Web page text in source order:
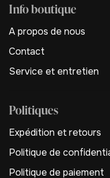
Info boutique
A propos de nous
Contact
Service et entretien
Politiques
Expédition et retours
Politique de
Politique de paiement